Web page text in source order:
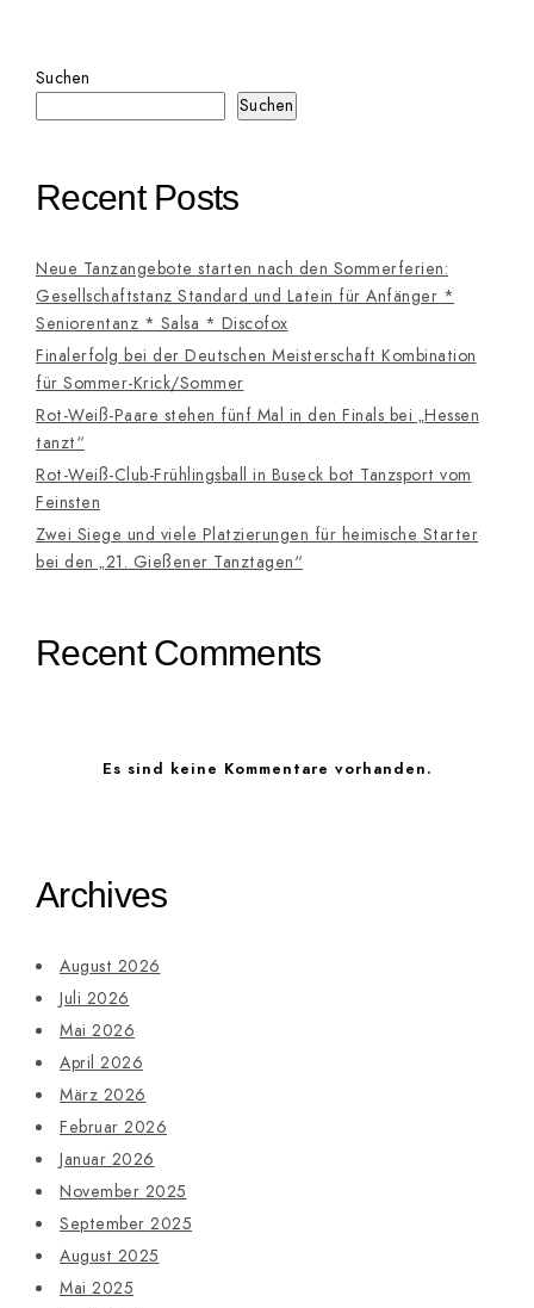
Suchen
Suchen
Recent Posts
Neue Tanzangebote starten nach den Sommerferien:
Gesellschaftstanz Standard und Latein für Anfänger *
Seniorentanz * Salsa * Discofox
Finalerfolg bei der Deutschen Meisterschaft Kombination
für Sommer-Krick/Sommer
Rot-Weiß-Paare stehen fünf Mal in den Finals bei „Hessen
tanzt“
Rot-Weiß-Club-Frühlingsball in Buseck bot Tanzsport vom
Feinsten
Zwei Siege und viele Platzierungen für heimische Starter
bei den „21. Gießener Tanztagen“
Recent Comments
Es sind keine Kommentare vorhanden.
Archives
August 2026
Juli 2026
Mai 2026
April 2026
März 2026
Februar 2026
Januar 2026
November 2025
September 2025
August 2025
Mai 2025